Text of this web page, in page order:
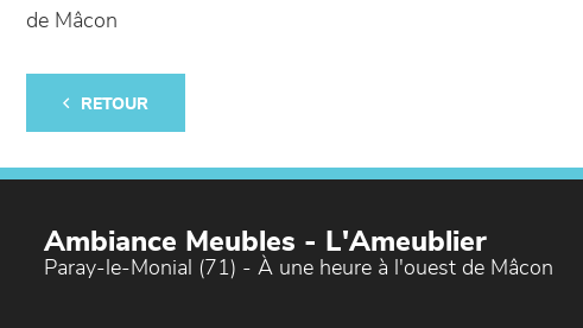
de Mâcon
RETOUR
Ambiance Meubles - L'Ameublier
Paray-le-Monial (71) - À une heure à l'ouest de Mâcon